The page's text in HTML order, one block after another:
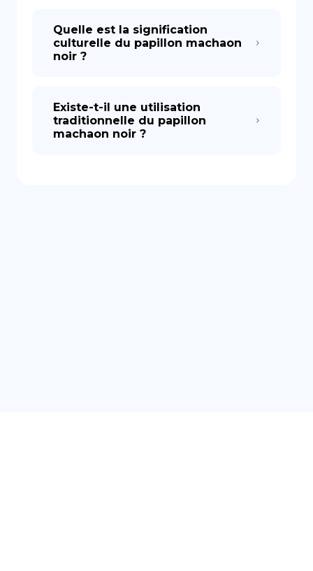
Quelle est la signification
culturelle du papillon machaon
noir ?
Existe-t-il une utilisation
traditionnelle du papillon
machaon noir ?